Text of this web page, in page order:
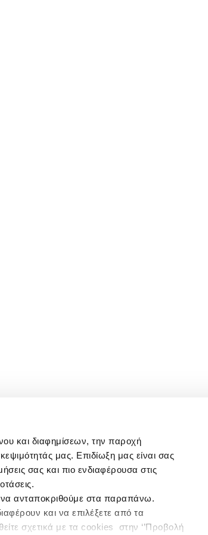
και διαφημίσεων, την παροχή
μας. Επιδίωξη μας είναι σας
σας και πιο ενδιαφέρουσα στις
να ανταποκριθούμε στα παραπάνω.
και να επιλέξετε από τα
σχετικά με τα cookies στην ‘’Προβολή